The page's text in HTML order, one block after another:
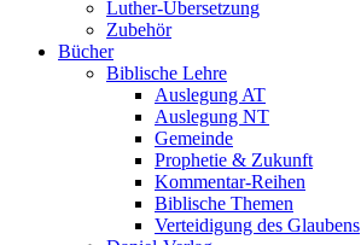
Luther-Übersetzung
Zubehör
Bücher
Biblische Lehre
Auslegung AT
Auslegung NT
Gemeinde
Prophetie & Zukunft
Kommentar-Reihen
Biblische Themen
Verteidigung des Glaubens